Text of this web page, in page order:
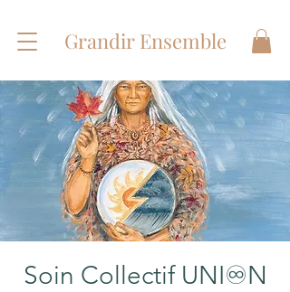
Grandir Ensemble
Soin Collectif UNI♾N